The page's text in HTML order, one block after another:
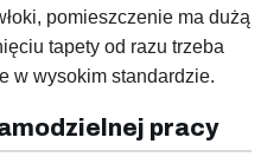
pomieszczenie ma dużą
tapety od razu trzeba
w wysokim standardzie.
pracy